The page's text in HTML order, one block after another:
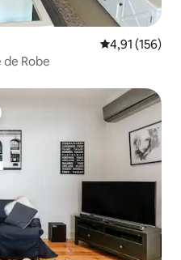
Évaluation
4,91 (156)
de Robe
appréciés